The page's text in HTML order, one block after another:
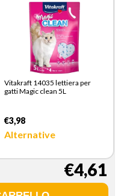
Vitakraft 14035 lettiera per
gatti Magic clean 5L
€3,98
Alternative
€4,61